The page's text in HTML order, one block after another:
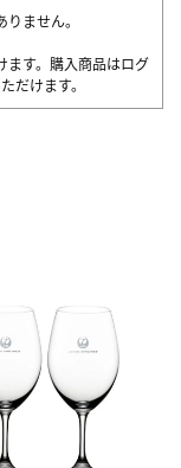
ません。
ます。購入商品はログ
だけます。